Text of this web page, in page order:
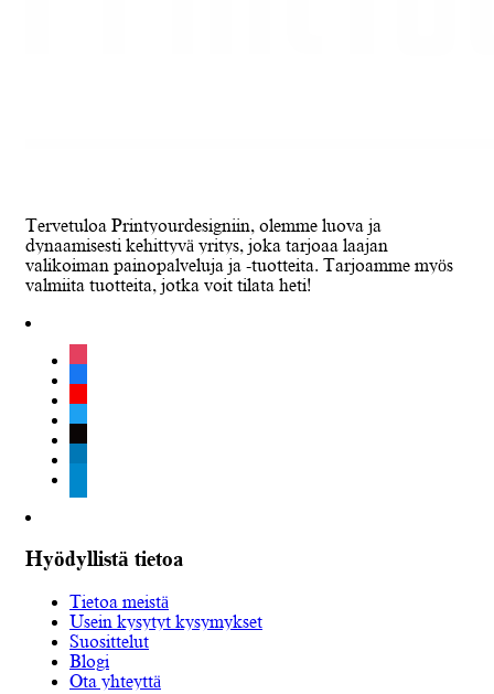
Tervetuloa Printyourdesigniin, olemme luova ja
dynaamisesti kehittyvä yritys, joka tarjoaa laajan
valikoiman painopalveluja ja -tuotteita. Tarjoamme myös
valmiita tuotteita, jotka voit tilata heti!
instagram
facebook
youtube
twitter
tiktok
Hyödyllistä tietoa
Tietoa meistä
Usein kysytyt kysymykset
Suosittelut
Blogi
Ota yhteyttä